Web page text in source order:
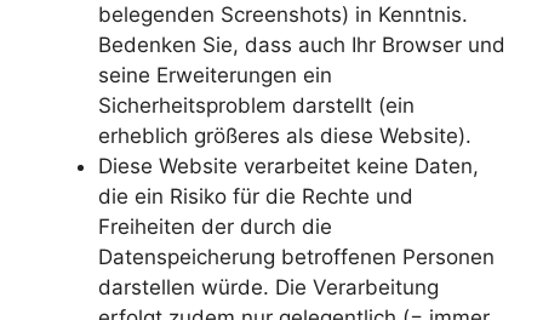
belegenden Screenshots) in Kenntnis.
Bedenken Sie, dass auch Ihr Browser und
seine Erweiterungen ein
Sicherheitsproblem darstellt (ein
erheblich größeres als diese Website).
Diese Website verarbeitet keine Daten,
die ein Risiko für die Rechte und
Freiheiten der durch die
Datenspeicherung betroffenen Personen
darstellen würde. Die Verarbeitung